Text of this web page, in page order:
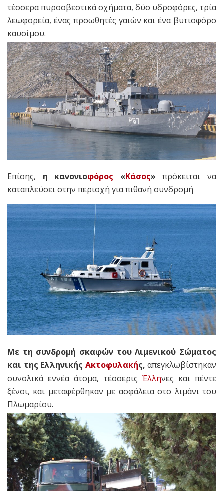
τέσσερα πυροσβεστικά οχήματα, δύο υδροφόρες, τρία
λεωφορεία, ένας προωθητές γαιών και ένα βυτιοφόρο
καυσίμου.
Επίσης, η κανονιοφόρος «Κάσος» πρόκειται να
καταπλεύσει στην περιοχή για πιθανή συνδρομή
Με τη συνδρομή σκαφών του Λιμενικού Σώματος
και της Ελληνικής Ακτοφυλακής, απεγκλωβίστηκαν
συνολικά εννέα άτομα, τέσσερις Έλληνες και πέντε
ξένοι, και μεταφέρθηκαν με ασφάλεια στο λιμάνι του
Πλωμαρίου.